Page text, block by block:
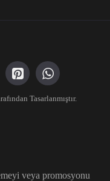
Tasarlanmıştır.
veya promosyonu